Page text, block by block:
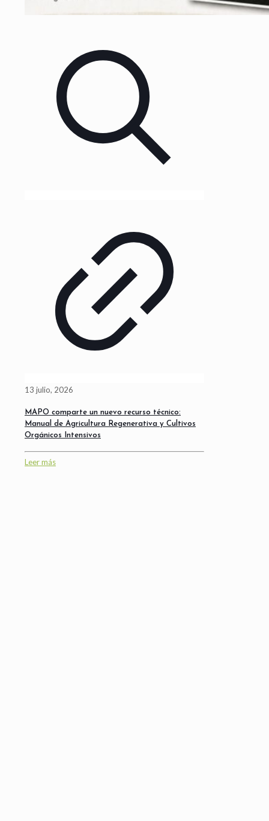
13 julio, 2026
MAPO comparte un nuevo recurso técnico:
Manual de Agricultura Regenerativa y Cultivos
Orgánicos Intensivos
Leer más